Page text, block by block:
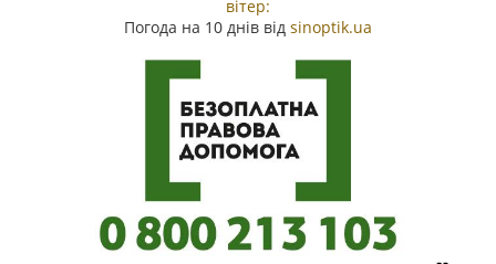
вітер:
Погода на 10 днів від sinoptik.ua